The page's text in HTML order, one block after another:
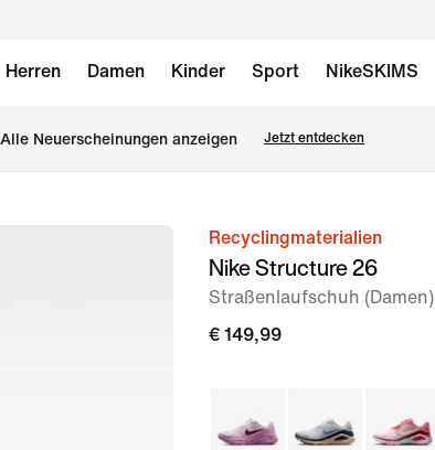
Herren Damen Kinder Sport NikeSKIMS
Alle Neuerscheinungen anzeigen Jetzt entdecken
Bild 1Recyclingmaterialien
Nike Structure 26
Straßenlaufschuh (Damen)
€ 149,99